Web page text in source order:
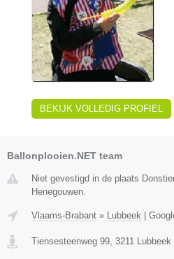
BEKIJK VOLLEDIG PROFIEL
Ballonplooien.NET team
Niet gevestigd in de plaats
Henegouwen.
Vlaams-Brabant » Lubbeek
Tiensesteenweg 99, 3211 Lubbeek